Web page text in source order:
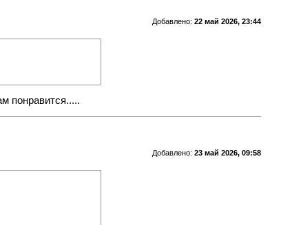
Добавлено: 22 май 2026, 23:44
понравится.....
Добавлено: 23 май 2026, 09:58